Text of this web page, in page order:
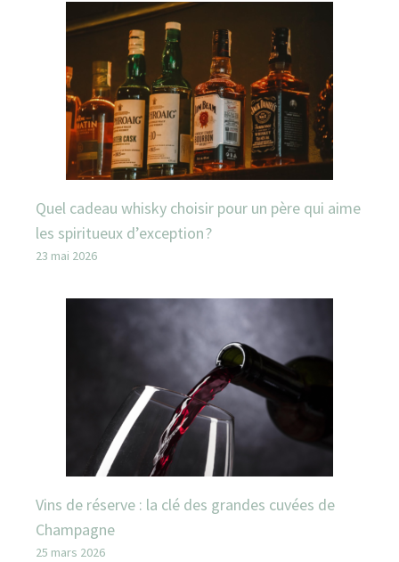
Quel cadeau whisky choisir pour un père qui aime
les spiritueux d’exception ?
23 mai 2026
Vins de réserve : la clé des grandes cuvées de
Champagne
25 mars 2026